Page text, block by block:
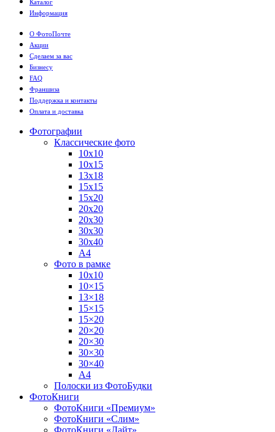
Каталог
Информация
О ФотоПочте
Акции
Сделаем за вас
Бизнесу
FAQ
Франшиза
Поддержка и контакты
Оплата и доставка
Фотографии
Классические фото
10х10
10х15
13х18
15х15
15х20
20х20
20х30
30х30
30х40
А4
Фото в рамке
10х10
10×15
13×18
15×15
15×20
20×20
20×30
30×30
30×40
A4
Полоски из ФотоБудки
ФотоКниги
ФотоКниги «Премиум»
ФотоКниги «Слим»
ФотоКниги «Лайт»